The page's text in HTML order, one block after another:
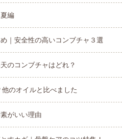
編
｜安全性の高いコンブチャ３選
のコンブチャはどれ？
のオイルと比べました
がいい理由